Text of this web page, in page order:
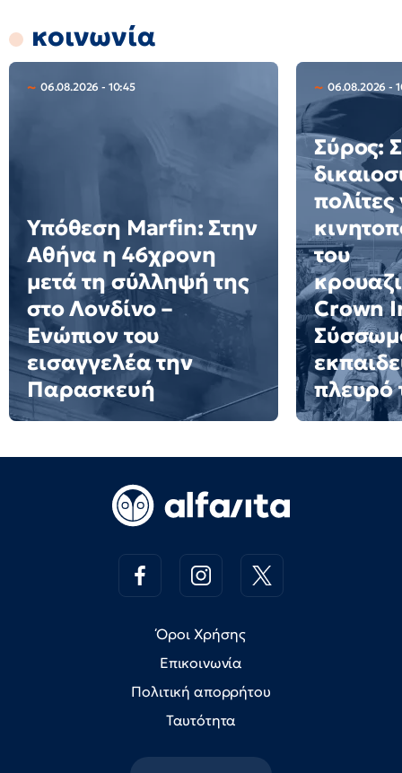
κοινωνία
06.08.2026 - 10:45
Υπόθεση Marfin: Στην
Αθήνα η 46χρονη
μετά τη σύλληψή της
στο Λονδίνο –
Ενώπιον του
εισαγγελέα την
Παρασκευή
06.08.2026 -
Σύρος:
πολίτες
του
Crown
πλευρό
Όροι Χρήσης
Επικοινωνία
Πολιτική απορρήτου
Ταυτότητα